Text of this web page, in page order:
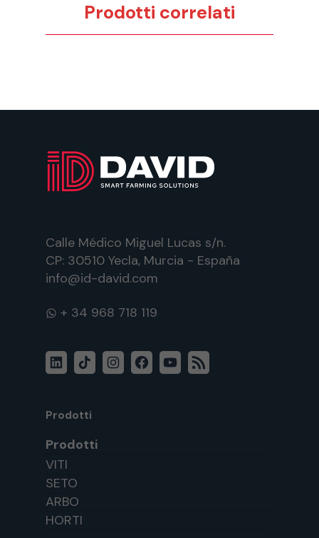
Prodotti correlati
Calle Médico Miguel Lucas s/n.
CP: 30510 Yecla, Murcia - España
info@id-david.com
WhatsApp
LinkedInTikTokInstagram
FacebookYouTube
Feed
RSS
Prodotti
Prodotti
VITI
SETO
ARBO
HORTI